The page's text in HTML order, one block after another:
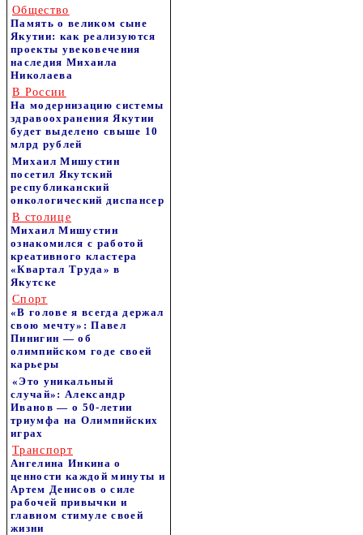
Общество
Память о великом сыне
Якутии: как реализуются
проекты увековечения
наследия Михаила
Николаева
В России
На модернизацию системы
здравоохранения Якутии
будет выделено свыше 10
млрд рублей
Михаил Мишустин
посетил Якутский
республиканский
онкологический диспансер
В столице
Михаил Мишустин
ознакомился с работой
креативного кластера
«Квартал Труда» в
Якутске
Спорт
«В голове я всегда держал
свою мечту»: Павел
Пинигин — об
олимпийском годе своей
карьеры
«Это уникальный
случай»: Александр
Иванов — о 50-летии
триумфа на Олимпийских
играх
Транспорт
Ангелина Инкина о
ценности каждой минуты и
Артем Денисов о силе
рабочей привычки и
главном стимуле своей
жизни